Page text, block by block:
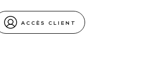
ACCÈS CLIENT